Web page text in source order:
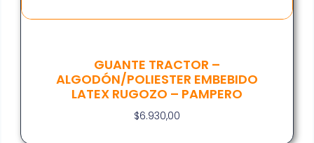
GUANTE TRACTOR –
ALGODÓN/POLIESTER EMBEBIDO
LATEX RUGOZO – PAMPERO
$6.930,00